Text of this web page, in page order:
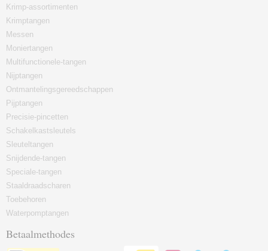
Krimp-assortimenten
Krimptangen
Messen
Moniertangen
Multifunctionele-tangen
Nijptangen
Ontmantelingsgereedschappen
Pijptangen
Precisie-pincetten
Schakelkastsleutels
Sleuteltangen
Snijdende-tangen
Speciale-tangen
Staaldraadscharen
Toebehoren
Waterpomptangen
Betaalmethodes